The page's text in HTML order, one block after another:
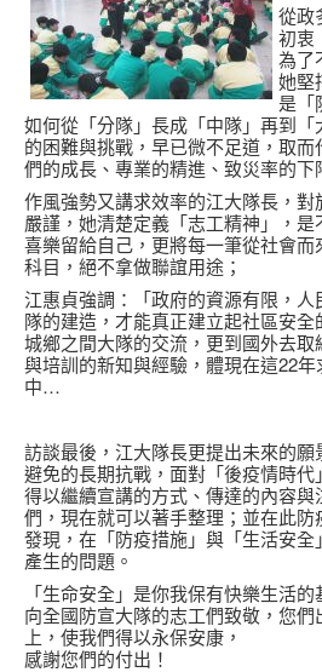
從政
初衷
為了
她堅
是「
如何從「分隊」長成「中隊」再到
的困難與挑戰，早已微不足道，取
們的成長、專業的精進、致災率的下
作風強勢又講求效率的江大隊長，
嚴謹，她清楚定義「志工精神」，
喜樂留給自己，更將每一筆從社會
科目，絕不拿做聯誼用途；
江惠貞強調：「政府的資源有限，
隊的建造，才能真正建立起社區安
城鄉之間大隊的交流，更到國外去
與培訓的新知與經驗，體現在這22
中…
訪談最後，江大隊長更提出未來的
避免的長期抗戰，面對「後疫情時代
得以繼續宣講的方式、傳達的內容
們，現在就可以著手整理；並在此
發現，在「防疫措施」與「生活安
產生的問題。
「生命安全」是你我保有快樂生活
向全國防宣大隊的志工們致敬，您
上，使我們得以永保安康，
感謝您們的付出！